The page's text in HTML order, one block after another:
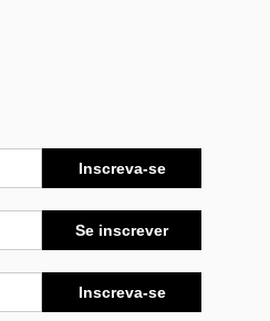
Inscreva-se
Se inscrever
Inscreva-se